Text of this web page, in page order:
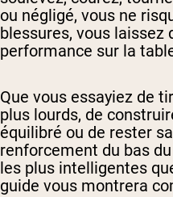
ou négligé, vous ne
blessures, vous laissez
performance sur la
Que vous essayiez de
plus lourds, de
équilibré ou de rester
renforcement du bas
les plus intelligentes
guide vous montrera